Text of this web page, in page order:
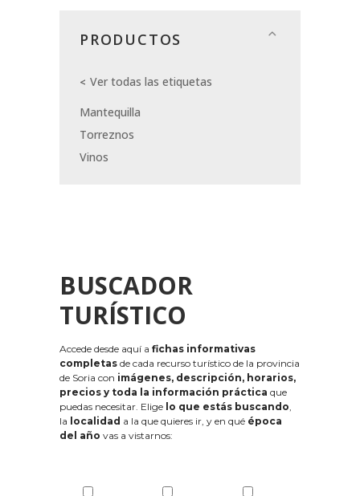
PRODUCTOS
Ver todas las etiquetas
Mantequilla
Torreznos
Vinos
BUSCADOR
TURÍSTICO
Accede desde aquí a fichas informativas
completas de cada recurso turístico de la provincia
de Soria con imágenes, descripción, horarios,
precios y toda la información práctica que
puedas necesitar. Elige lo que estás buscando,
la localidad a la que quieres ir, y en qué época
del año vas a vistarnos: